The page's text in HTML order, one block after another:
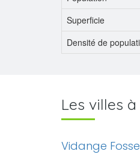
Superficie
Densité de
Les villes
Vidange